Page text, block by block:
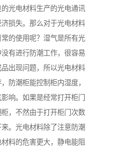
光电材料生产的光电通讯
损失。那么对于光电材料
的使用呢？湿气是所有光
有进行防潮工作，很容易
出现问题，所以光电材料
防潮柜能控制柜内湿度，
响。如果是经常打开柜门
，不然由于打开柜门次数
。光电材料除了注意防潮
料的危害更大，静电能阻